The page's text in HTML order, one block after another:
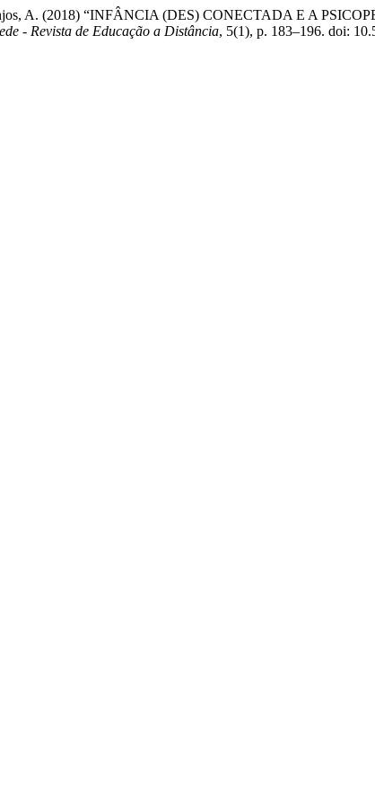
A. (2018) “INFÂNCIA (DES) CONECTADA E A
- Revista de Educação a Distância, 5(1), p. 183–196. doi: